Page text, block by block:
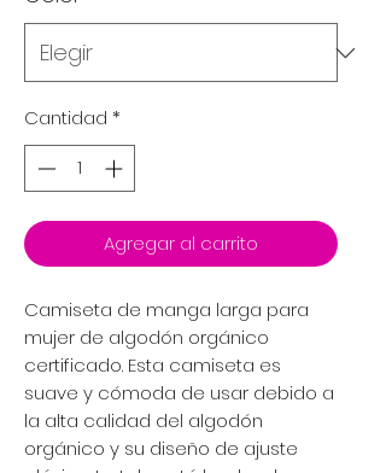
Cantidad *
Agregar al carrito
Camiseta de manga larga para
mujer de algodón orgánico
certificado. Esta camiseta es
suave y cómoda de usar debido a
la alta calidad del algodón
orgánico y su diseño de ajuste